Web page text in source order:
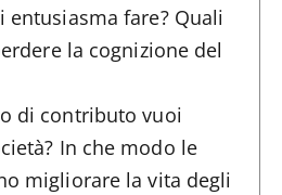
entusiasma fare? Quali
la cognizione del
di contributo vuoi
In che modo le
migliorare la vita degli